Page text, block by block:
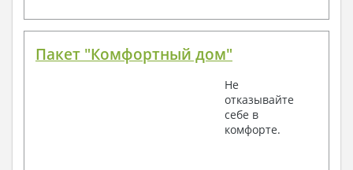
Пакет "Комфортный дом"
Не
отказывайте
себе в
комфорте.